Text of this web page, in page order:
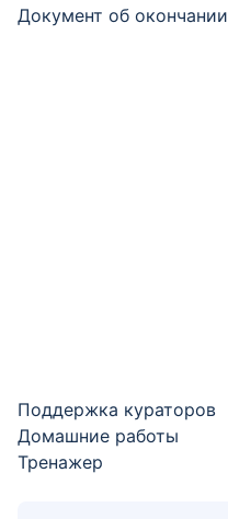
Документ об окончании
Поддержка кураторов
Домашние работы
Тренажер